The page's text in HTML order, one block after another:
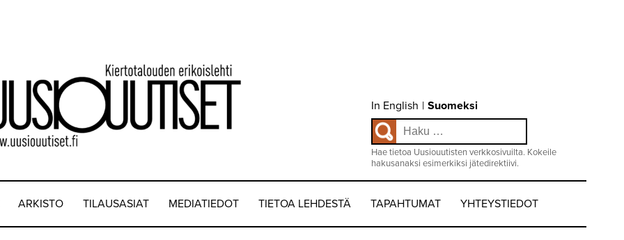
Choose
language
Valitse
kieli:
In English | Suomeksi
Haku:
Hae tietoa Uusiouutisten verkkosivuilta. Kokeile
hakusanaksi esimerkiksi jätedirektiivi.
ARKISTO TILAUSASIAT MEDIATIEDOT TIETOA LEHDESTÄ TAPAHTUMAT YHTEYSTIEDOT